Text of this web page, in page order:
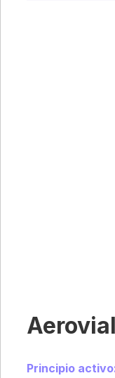
Principio